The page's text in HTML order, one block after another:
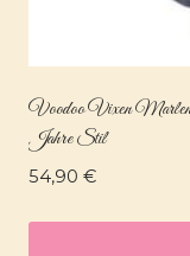
Voodoo Vixen
Jahre Stil
54,90 €